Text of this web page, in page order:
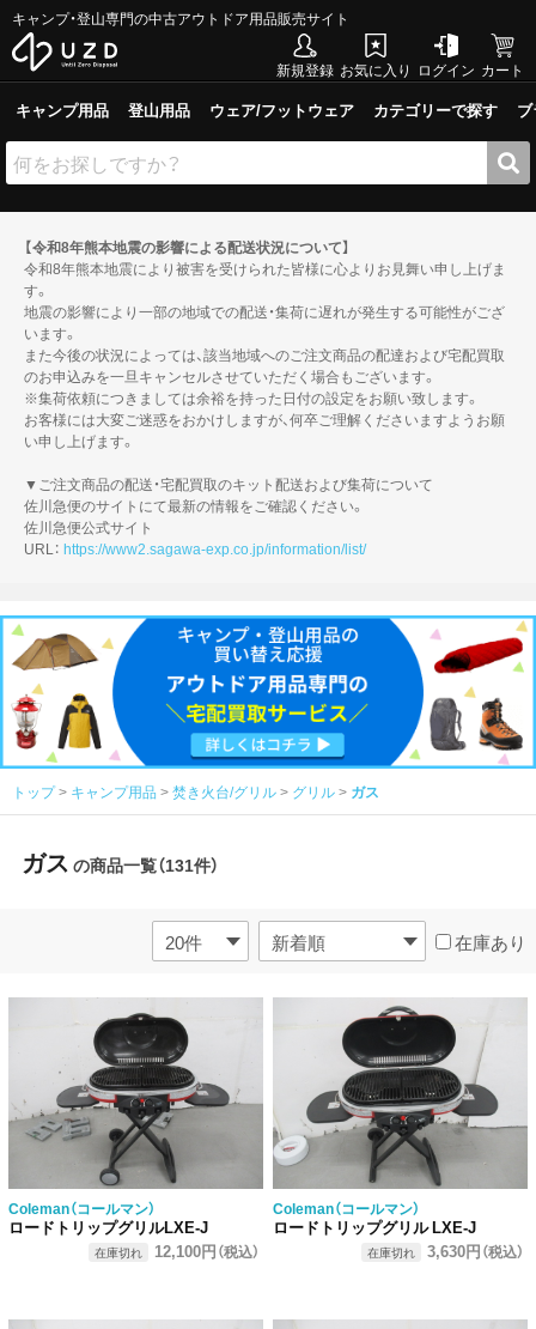
キャンプ・登山専門の中古アウトドア用品販売サイト
新規登録 お気に入り ログイン カート
キャンプ用品 登山用品 ウェア/フットウェア カテゴリーで探す
【令和8年熊本地震の影響による配送状況について】
令和8年熊本地震により被害を受けられた皆様に心よりお見舞い申し上げま
す。
地震の影響により一部の地域での配送・集荷に遅れが発生する可能性がござ
います。
また今後の状況によっては、該当地域へのご注文商品の配達および宅配買取
のお申込みを一旦キャンセルさせていただく場合もございます。
※集荷依頼につきましては余裕を持った日付の設定をお願い致します。
お客様には大変ご迷惑をおかけしますが、何卒ご理解くださいますようお願
い申し上げます。
▼ご注文商品の配送・宅配買取のキット配送および集荷について
佐川急便のサイトにて最新の情報をご確認ください。
佐川急便公式サイト
URL： https://www2.sagawa-exp.co.jp/information/list/
トップ キャンプ用品 焚き火台/グリル グリル ガス
ガス の商品一覧（131件）
在庫あり
Coleman（コールマン）
ロードトリップグリルLXE-J
在庫切れ 12,100円（税込）
Coleman（コールマン）
ロードトリップグリル LXE-J
在庫切れ 3,630円（税込）